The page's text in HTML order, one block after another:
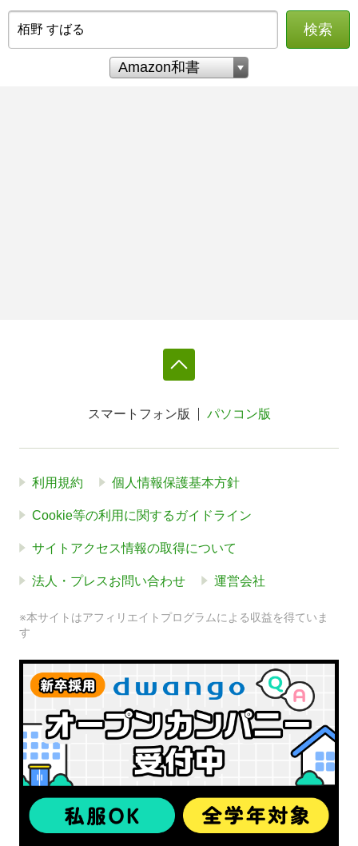
検索
スマートフォン版 パソコン版
利用規約 個人情報保護基本方針
Cookie等の利用に関するガイドライン
サイトアクセス情報の取得について
法人・プレスお問い合わせ 運営会社
※本サイトはアフィリエイトプログラムによる収益を得ていま
す